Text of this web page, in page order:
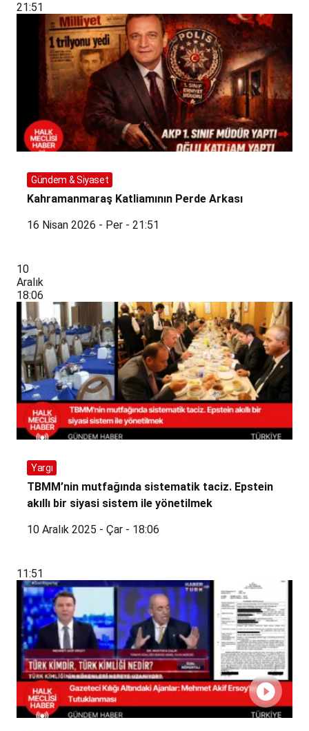
21:51
Gündem & Siyaset
Kahramanmaraş Katliamının Perde Arkası
16 Nisan 2026 - Per - 21:51
10
Aralık
18:06
Yargı
TBMM’nin mutfağında sistematik taciz. Epstein
akıllı bir siyasi sistem ile yönetilmek
10 Aralık 2025 - Çar - 18:06
11:51